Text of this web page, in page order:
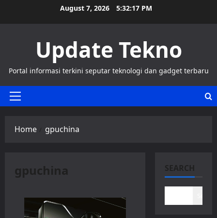
August 7, 2026 5:32:18 PM
Update Tekno
Portal informasi terkini seputar teknologi dan gadget terbaru
Primary
Home gpuchina
gpuchina SEARCH